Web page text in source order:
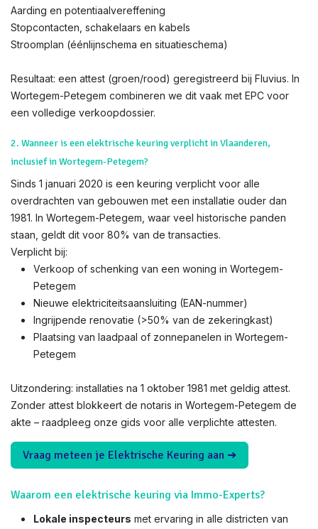
Aarding en potentiaalvereffening
Stopcontacten, schakelaars en kabels
Stroomplan (éénlijnschema en situatieschema)
Resultaat: een attest (groen/rood) geregistreerd bij Fluvius. In
Wortegem-Petegem combineren we dit vaak met EPC voor
een volledige verkoopdossier.
2. Wanneer is een elektrische keuring verplicht in Vlaanderen,
inclusief in Wortegem-Petegem?
Sinds 1 januari 2020 is een keuring verplicht voor alle
overdrachten van gebouwen met een installatie ouder dan
1981. In Wortegem-Petegem, waar veel historische panden
staan, geldt dit voor 80% van de transacties.
Verplicht bij:
Verkoop of schenking van een woning in Wortegem-
Petegem
Nieuwe elektriciteitsaansluiting (EAN-nummer)
Ingrijpende renovatie (>50% van de zekeringkast)
Plaatsing van laadpaal of zonnepanelen in Wortegem-
Petegem
Uitzondering: installaties na 1 oktober 1981 met geldig attest.
Zonder attest blokkeert de notaris in Wortegem-Petegem de
akte – raadpleeg onze gids voor alle verplichte attesten.
Vraag meteen je Elektrische Keuring aan ➜
Waarom een elektrische keuring via Immo-Experts?
Lokale inspecteurs met ervaring in alle districten van